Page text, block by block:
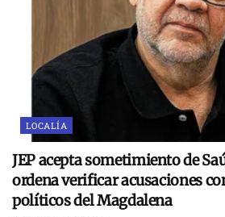
LOCALÍA
JEP acepta sometimiento de
ordena verificar acusaciones
políticos del Magdalena